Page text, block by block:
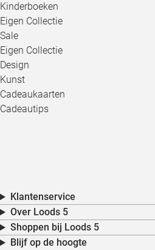
Kinderboeken
Eigen Collectie
Sale
Eigen Collectie
Design
Kunst
Cadeaukaarten
Cadeautips
Klantenservice
Over Loods 5
Shoppen bij Loods 5
Blijf op de hoogte